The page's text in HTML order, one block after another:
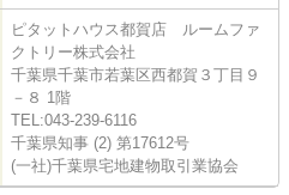
ピタットハウス都賀店 ルームファ
クトリー株式会社
千葉県千葉市若葉区西都賀３丁目９
－８ 1階
TEL:043-239-6116
千葉県知事 (2) 第17612号
(一社)千葉県宅地建物取引業協会